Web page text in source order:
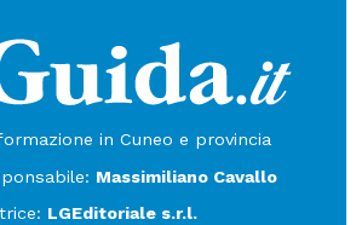
in Cuneo e provincia
Massimiliano Cavallo
LGEditoriale s.r.l.